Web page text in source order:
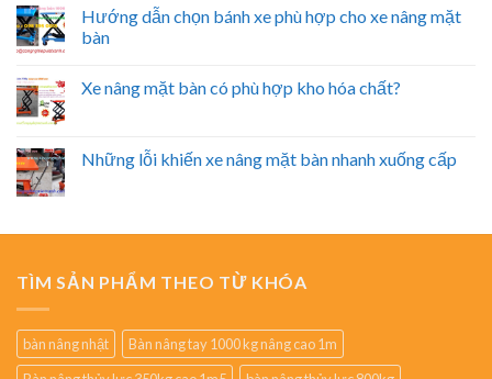
Hướng dẫn chọn bánh xe phù hợp cho xe nâng mặt
bàn
Xe nâng mặt bàn có phù hợp kho hóa chất?
Những lỗi khiến xe nâng mặt bàn nhanh xuống cấp
TÌM SẢN PHẨM THEO TỪ KHÓA
bàn nâng nhật
Bàn nâng tay 1000 kg nâng cao 1m